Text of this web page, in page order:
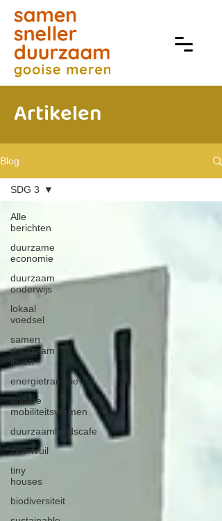
Artikelen
Blog
Alle
berichten
duurzame
economie
duurzaam
onderwijs
lokaal
voedsel
samen
duurzaam
leven
energietransitie
andere
mobiliteitsvormen
duurzaamheidscafe
zwerfvuil
tiny
houses
biodiversiteit
SDG 3